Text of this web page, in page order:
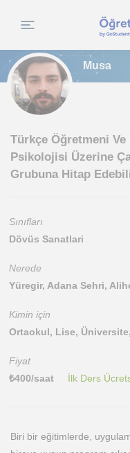
Musa
Türkçe Öğretmeni Ve
Psikolojisi Üzerine
Grubuna Hitap
Sınıfları
Dövüs Sanatlari
Nerede
Yüregir, Adana Sehri,
Kimin için
Ortaokul, Lise,
Fiyat
₺400/saat İlk Ders
Biri bir eğitimlerde,